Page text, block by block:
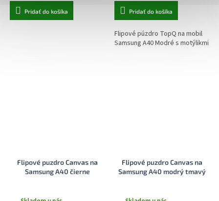
Pridať do košíka Pridať do košíka
Flipové púzdro TopQ na mobil
Samsung A40 Modré s motýlikmi
Flipové puzdro Canvas na
Samsung A40 čierne
Flipové puzdro Canvas na
Samsung A40 modrý tmavý